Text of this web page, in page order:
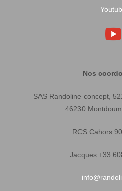
Nos
SAS Randoline concept,
46230
RCS Cahors
Jacques +33